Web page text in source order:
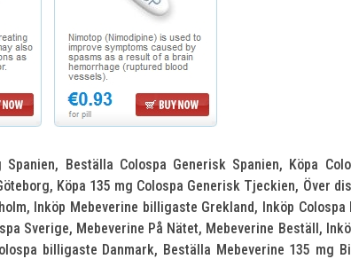
Beställa Colospa Generisk Spanien, Köpa
Köpa 135 mg Colospa Generisk Tjeckien, Över
Inköp Mebeverine billigaste Grekland, Inköp
Sverige, Mebeverine På Nätet, Mebeverine Beställ,
billigaste Danmark, Beställa Mebeverine 135 mg